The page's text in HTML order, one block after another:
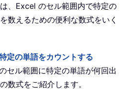
、Excel のセル範囲内で特定の
数えるための便利な数式をいく
定の単語をカウントする
セル範囲に特定の単語が何回出
数式をご紹介します。